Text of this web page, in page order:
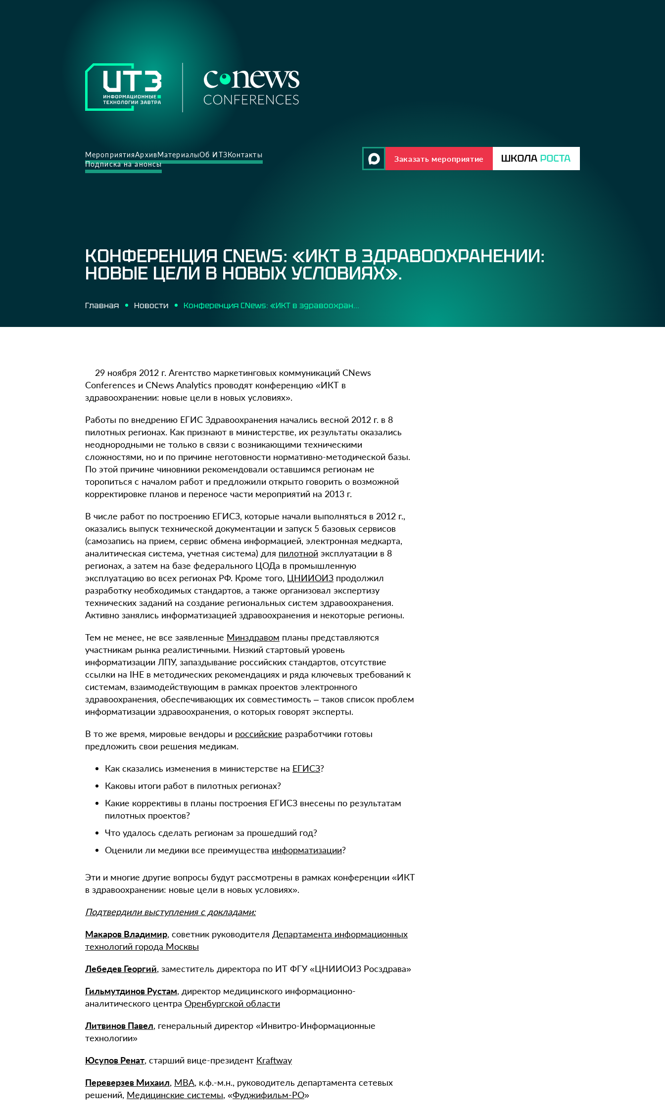
МероприятияАрхивМатериалыОб ИТЗКонтакты
Подписка на анонсы
Заказать мероприятие
КОНФЕРЕНЦИЯ CNEWS: «ИКТ В ЗДРАВООХРАНЕНИИ:
НОВЫЕ ЦЕЛИ В НОВЫХ УСЛОВИЯХ».
Главная Новости Конференция CNews: «ИКТ в здравоохранении: новые цели в новых условиях».
29 ноября 2012 г. Агентство маркетинговых коммуникаций CNews
Conferences и CNews Analytics проводят конференцию «ИКТ в
здравоохранении: новые цели в новых условиях».
Работы по внедрению ЕГИС Здравоохранения начались весной 2012 г. в 8
пилотных регионах. Как признают в министерстве, их результаты оказались
неоднородными не только в связи с возникающими техническими
сложностями, но и по причине неготовности нормативно-методической базы.
По этой причине чиновники рекомендовали оставшимся регионам не
торопиться с началом работ и предложили открыто говорить о возможной
корректировке планов и переносе части мероприятий на 2013 г.
В числе работ по построению ЕГИСЗ, которые начали выполняться в 2012 г.,
оказались выпуск технической документации и запуск 5 базовых сервисов
(самозапись на прием, сервис обмена информацией, электронная медкарта,
аналитическая система, учетная система) для пилотной эксплуатации в 8
регионах, а затем на базе федерального ЦОДа в промышленную
эксплуатацию во всех регионах РФ. Кроме того, ЦНИИОИЗ продолжил
разработку необходимых стандартов, а также организовал экспертизу
технических заданий на создание региональных систем здравоохранения.
Активно занялись информатизацией здравоохранения и некоторые регионы.
Тем не менее, не все заявленные Минздравом планы представляются
участникам рынка реалистичными. Низкий стартовый уровень
информатизации ЛПУ, запаздывание российских стандартов, отсутствие
ссылки на IHE в методических рекомендациях и ряда ключевых требований к
системам, взаимодействующим в рамках проектов электронного
здравоохранения, обеспечивающих их совместимость – таков список проблем
информатизации здравоохранения, о которых говорят эксперты.
В то же время, мировые вендоры и российские разработчики готовы
предложить свои решения медикам.
Как сказались изменения в министерстве на ЕГИСЗ?
Каковы итоги работ в пилотных регионах?
Какие коррективы в планы построения ЕГИСЗ внесены по результатам
пилотных проектов?
Что удалось сделать регионам за прошедший год?
Оценили ли медики все преимущества информатизации?
Эти и многие другие вопросы будут рассмотрены в рамках конференции «ИКТ
в здравоохранении: новые цели в новых условиях».
Подтвердили выступления с докладами:
Макаров Владимир, советник руководителя Департамента информационных
технологий города Москвы
Лебедев Георгий, заместитель директора по ИТ ФГУ «ЦНИИОИЗ Росздрава»
Гильмутдинов Рустам, директор медицинского информационно-
аналитического центра Оренбургской области
Литвинов Павел, генеральный директор «Инвитро-Информационные
технологии»
Юсупов Ренат, старший вице-президент Kraftway
Переверзев Михаил, MBA, к.ф.-м.н., руководитель департамента сетевых
решений, Медицинские системы, «Фуджифильм-РО»